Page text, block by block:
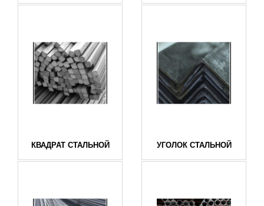
КВАДРАТ СТАЛЬНОЙ УГОЛОК СТАЛЬНОЙ